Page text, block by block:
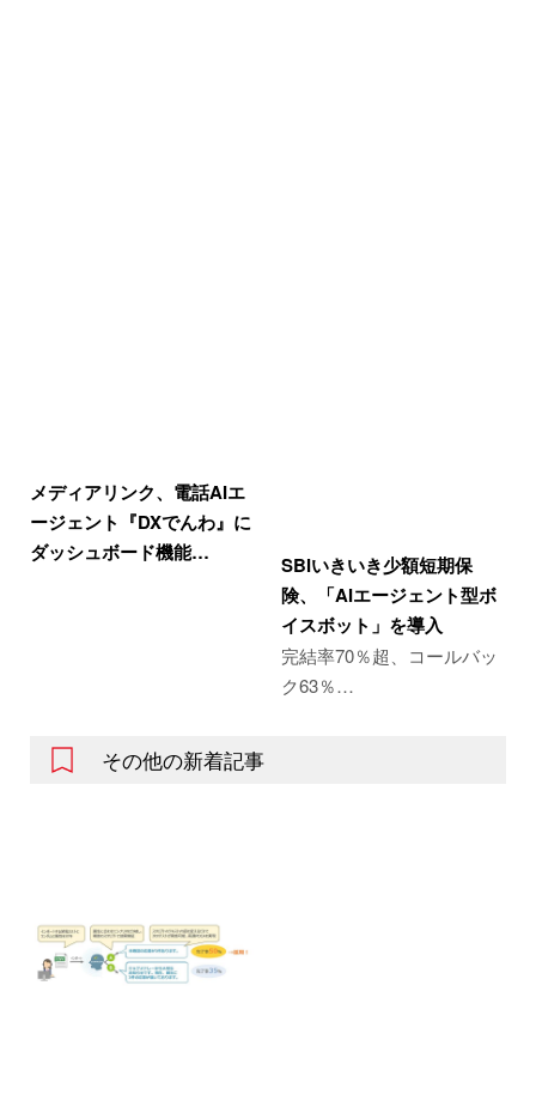
メディアリンク、電話AIエ
ージェント『DXでんわ』に
ダッシュボード機能…
SBIいきいき少額短期保
険、「AIエージェント型ボ
イスボット」を導入
完結率70％超、コールバッ
ク63％…
その他の新着記事